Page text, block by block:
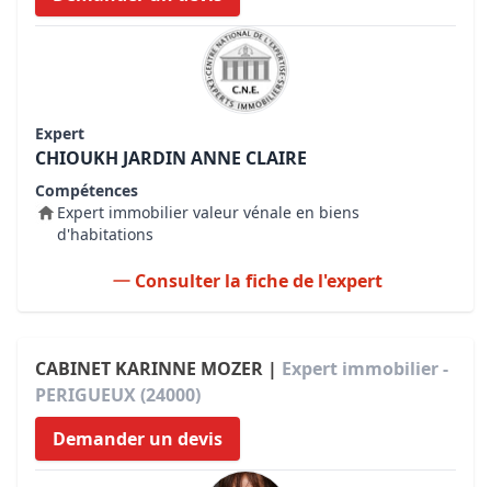
Expert
CHIOUKH JARDIN ANNE CLAIRE
Compétences
Expert immobilier valeur vénale en biens
d'habitations
Consulter la fiche de l'expert
CABINET KARINNE MOZER | Expert immobilier -
PERIGUEUX (24000)
Demander un devis